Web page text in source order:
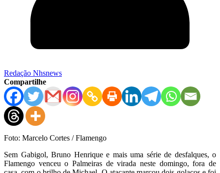
Redação Nhsnews
Compartilhe
Foto: Marcelo Cortes / Flamengo
Sem Gabigol, Bruno Henrique e mais uma série de desfalques, o
Flamengo venceu o Palmeiras de virada neste domingo, fora de